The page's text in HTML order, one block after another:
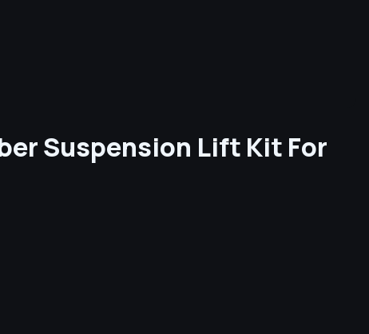
Suspension Lift Kit For